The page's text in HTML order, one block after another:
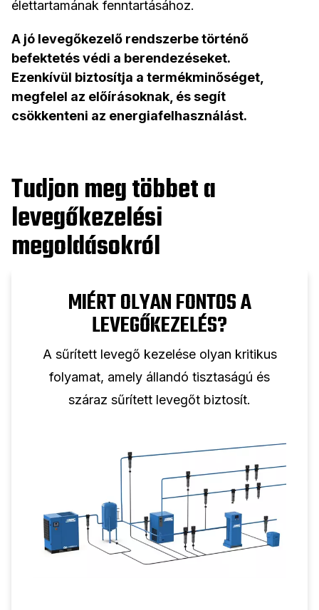
élettartamának fenntartásához.
A jó levegőkezelő rendszerbe történő
befektetés védi a berendezéseket.
Ezenkívül biztosítja a termékminőséget,
megfelel az előírásoknak, és segít
csökkenteni az energiafelhasználást.
Tudjon meg többet a
levegőkezelési
megoldásokról
MIÉRT OLYAN FONTOS A
LEVEGŐKEZELÉS?
A sűrített levegő kezelése olyan kritikus
folyamat, amely állandó tisztaságú és
száraz sűrített levegőt biztosít.